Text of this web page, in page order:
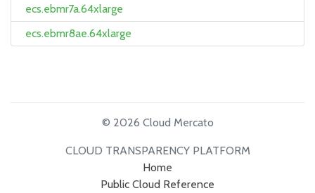
ecs.ebmr7a.64xlarge
ecs.ebmr8ae.64xlarge
© 2026 Cloud Mercato
CLOUD TRANSPARENCY PLATFORM
Home
Public Cloud Reference